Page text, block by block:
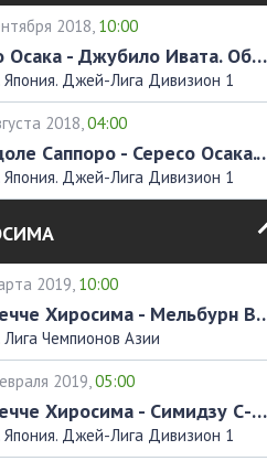
2018, 10:00
Сересо Осака - Джубило Ивата. Обзор матча
Джей-Лига Дивизион 1
2018,04:00
Консадоле Саппоро -
Джей-Лига Дивизион 1
2019, 10:00
Санфречче Хиросима -
Чемпионов Азии
2019,05:00
Санфречче Хиросима - Симидзу С-Палс. Обзор матча
Джей-Лига Дивизион 1